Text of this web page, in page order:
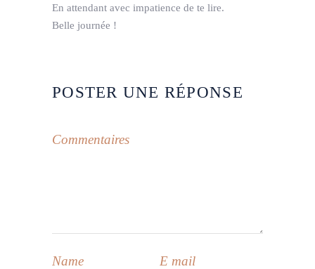
En attendant avec impatience de te lire.
Belle journée !
POSTER UNE RÉPONSE